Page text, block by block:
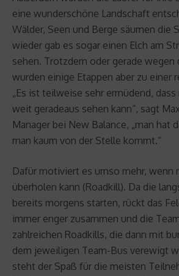
eine wunderschöne Landschaft
Wälder, Seen und Berge säumen die
wieder gab es sogar einen Elch am
sehen. Trotzdem oder gerade wegen
wurden einige Etappen aber zu einer
„Es ist teilweise sehr ermüdend,
weit geradeaus sehen kann“, sagt
Manager bei New Balance, „man hat
man kaum von der Stelle kommt.“
Dafür motiviert es umso mehr, wenn
überholen kann (Roadkill). Da die
bereits morgens starten, rückt das
immer enger zusammen und die
zahlreichen Roadkills, die dann mit
dem jeweiligen Team-Bus verewigt
steht der Spaß für die meisten